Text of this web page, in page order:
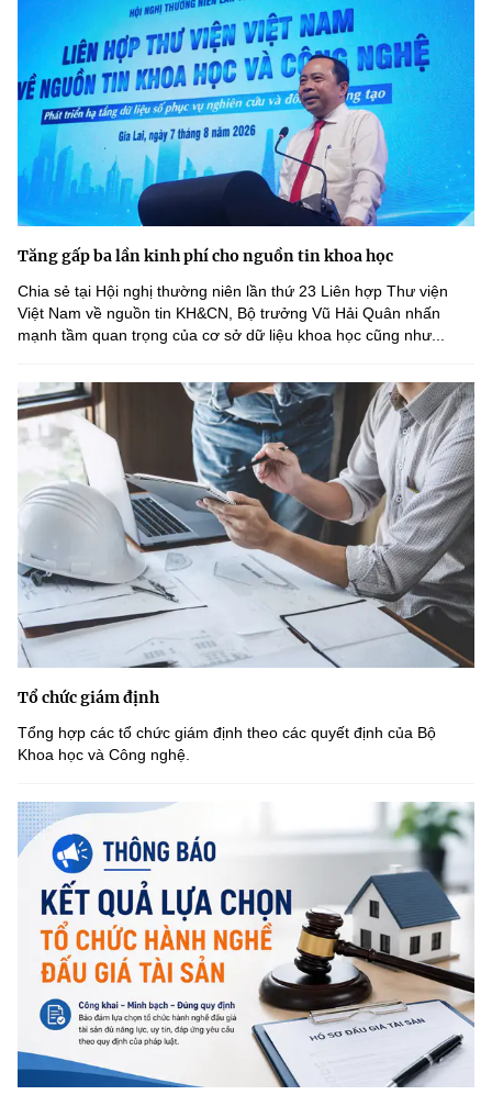
Tăng gấp ba lần kinh phí cho nguồn tin khoa học
Chia sẻ tại Hội nghị thường niên lần thứ 23 Liên hợp Thư viện
Việt Nam về nguồn tin KH&CN, Bộ trưởng Vũ Hải Quân nhấn
mạnh tầm quan trọng của cơ sở dữ liệu khoa học cũng như...
Tổ chức giám định
Tổng hợp các tổ chức giám định theo các quyết định của Bộ
Khoa học và Công nghệ.